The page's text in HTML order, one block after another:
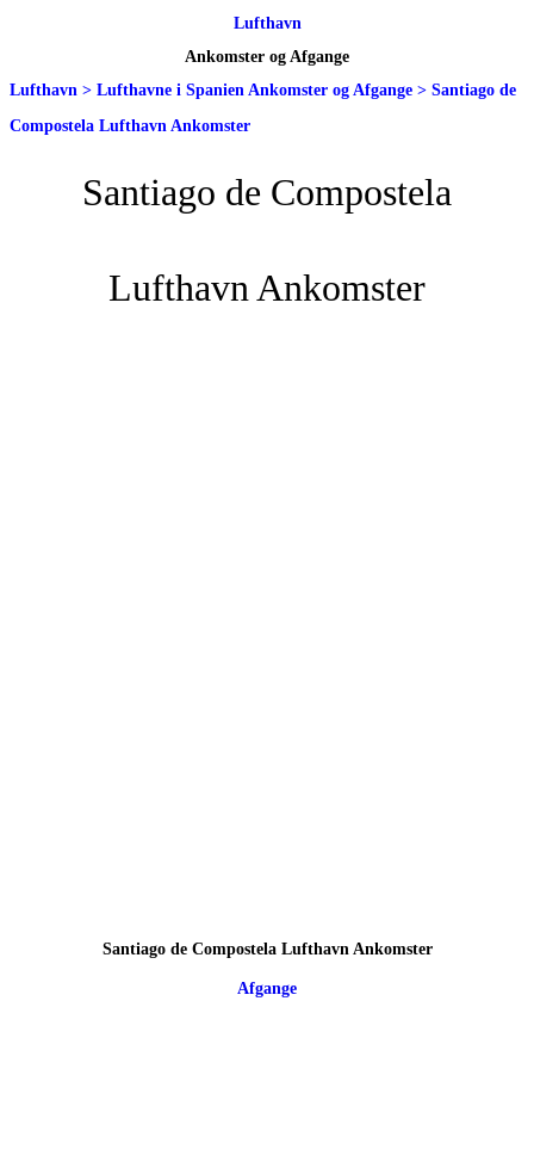
Lufthavn
Ankomster og Afgange
Lufthavn > Lufthavne i Spanien Ankomster og Afgange > Santiago de
Compostela Lufthavn Ankomster
Santiago de Compostela
Lufthavn Ankomster
Santiago de Compostela Lufthavn Ankomster
Afgange